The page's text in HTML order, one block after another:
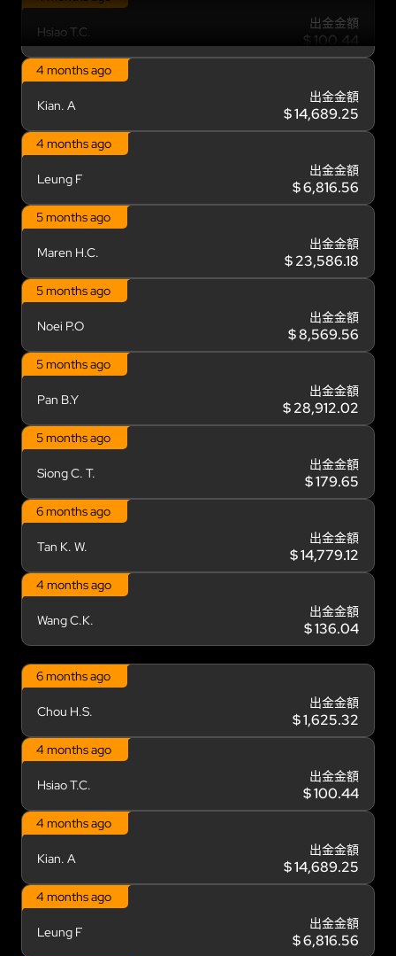
Hsiao T.C.
出金金額
$ 100.44
4 months ago
Kian. A
出金金額
$ 14,689.25
4 months ago
Leung F
出金金額
$ 6,816.56
5 months ago
Maren H.C.
出金金額
$ 23,586.18
5 months ago
Noei P.O
出金金額
$ 8,569.56
5 months ago
Pan B.Y
出金金額
$ 28,912.02
5 months ago
Siong C. T.
出金金額
$ 179.65
6 months ago
Tan K. W.
出金金額
$ 14,779.12
4 months ago
Wang C.K.
出金金額
$ 136.04
6 months ago
Chou H.S.
出金金額
$ 1,625.32
4 months ago
Hsiao T.C.
出金金額
$ 100.44
4 months ago
Kian. A
出金金額
$ 14,689.25
4 months ago
Leung F
出金金額
$ 6,816.56